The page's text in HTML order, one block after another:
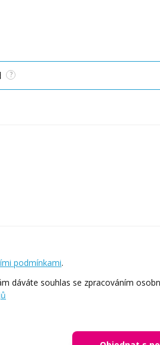
?
podmínkami.
dáváte souhlas se zpracováním